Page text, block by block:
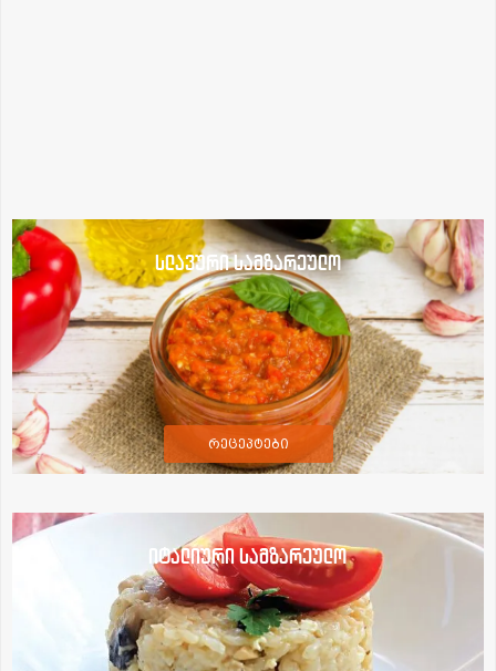
სლავური სამზარეულო
რეცეპტები
იტალიური სამზარეულო